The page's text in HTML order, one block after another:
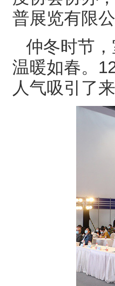
普展览有限
仲冬时节
温暖如春。
人气吸引了